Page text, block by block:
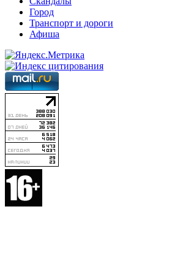
Город
Транспорт и дороги
Афиша